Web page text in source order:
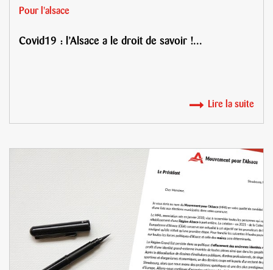
Pour l'alsace
Covid19 : l’Alsace a le droit de savoir !...
Lire la suite